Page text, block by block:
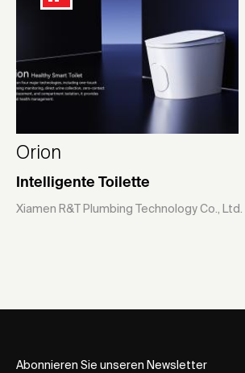
Orion
Intelligente Toilette
Xiamen R&T Plumbing Technology Co., Ltd.
Abonnieren Sie unseren Newsletter